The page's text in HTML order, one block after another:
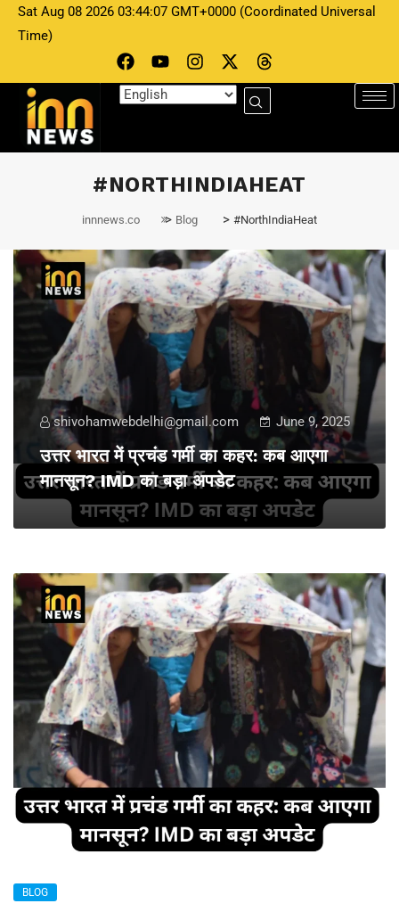
Sat Aug 08 2026 03:44:07 GMT+0000 (Coordinated Universal
Time)
#NORTHINDIAHEAT
innnews.co > Blog > #NorthIndiaHeat
shivohamwebdelhi@gmail.com June 9, 2025
उत्तर भारत में प्रचंड गर्मी का कहर: कब आएगा
मानसून? IMD का बड़ा अपडेट
BLOG